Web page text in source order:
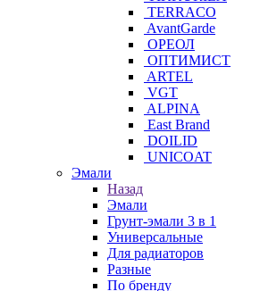
TERRACO
AvantGarde
ОРЕОЛ
ОПТИМИСТ
ARTEL
VGT
ALPINA
East Brand
DOILID
UNICOAT
Эмали
Назад
Эмали
Грунт-эмали 3 в 1
Универсальные
Для радиаторов
Разные
По бренду